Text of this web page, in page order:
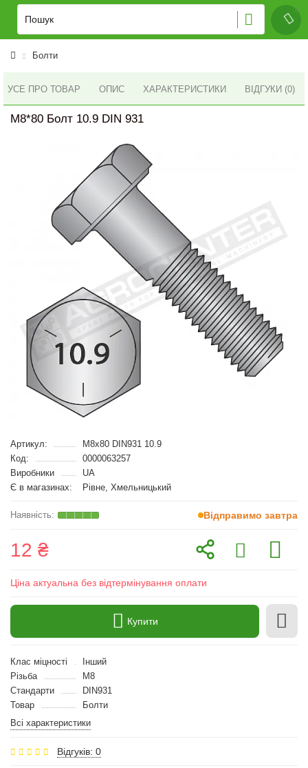
Болти
УСЕ ПРО ТОВАР ОПИС ХАРАКТЕРИСТИКИ ВІДГУКИ (0)
M8*80 Болт 10.9 DIN 931
Артикул:
M8x80 DIN931 10.9
Код:
0000063257
Виробники
UA
Є в магазинах:
Рівне, Хмельницький
Відправимо завтра
12 ₴
Ціна актуальна без відтермінування оплати
Купити
Клас міцності
Інший
Різьба
M8
Стандарти
DIN931
Товар
Болти
Всі характеристики
Відгуків: 0